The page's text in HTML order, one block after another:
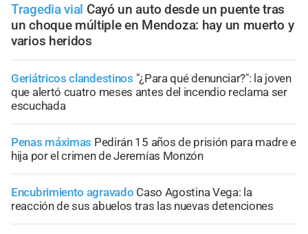
Tragedia vial Cayó un auto desde un puente tras
un choque múltiple en Mendoza: hay un muerto y
varios heridos
Geriátricos clandestinos "¿Para qué denunciar?": la joven
que alertó cuatro meses antes del incendio reclama ser
escuchada
Penas máximas Pedirán 15 años de prisión para madre e
hija por el crimen de Jeremías Monzón
Encubrimiento agravado Caso Agostina Vega: la
reacción de sus abuelos tras las nuevas detenciones